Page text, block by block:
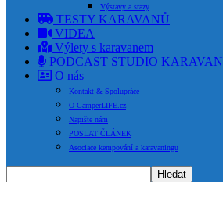
Výstavy a srazy
TESTY KARAVANŮ
VIDEA
Výlety s karavanem
PODCAST STUDIO KARAVAN
O nás
Kontakt & Spolupráce
O CamperLIFE.cz
Napište nám
POSLAT ČLÁNEK
Asociace kempování a karavaningu